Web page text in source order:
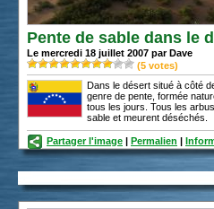
Pente de sable dans le
Le mercredi 18 juillet 2007 par Dave
(5 votes)
Dans le désert situé à côté
genre de pente, formée
tous les jours. Tous les
sable et meurent déséchés.
Partager l'image | Permalien |